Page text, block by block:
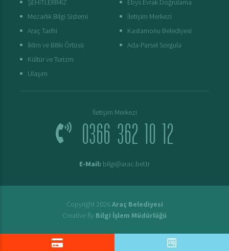
ŞEHİTLERİMİZ
Mezarlık Bilgi Sistemi
Araç Tarihi
İklim ve Bitki Örtüsü
Kültür ve Turizm
Ulaşım
Ebys Evrak Doğrulama
İletişim Merkezi
Kastamonu Belediyesi
Ada-Parsel Sorgula
İletişim Merkezi
0366 362 10 12
E-Mail: bilgi@arac.bel.tr
Copyright 2026Araç Belediyesi
Creative ßy Bilgi İşlem Müdürlüğü